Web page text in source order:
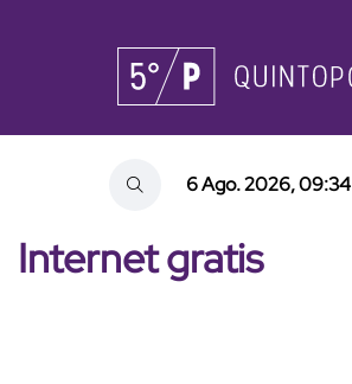
6 Ago. 2026, 09:34
Internet gratis